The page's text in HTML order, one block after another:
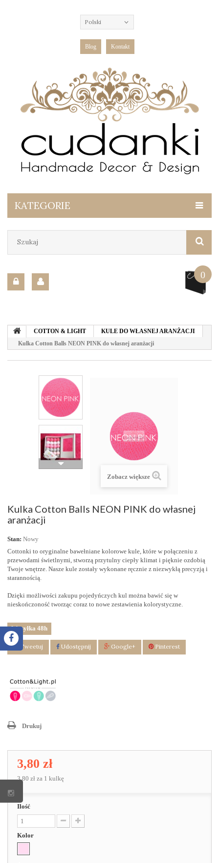
Polski
Blog Kontakt
KATEGORIE
0
COTTON & LIGHT
KULE DO WŁASNEJ ARANŻACJI
Kulka Cotton Balls NEON PINK do własnej aranżacji
Zobacz większe
Kulka Cotton Balls NEON PINK do własnej
aranżacji
Stan: Nowy
Cottonki to oryginalne bawełniane kolorowe kule, które w połączeniu z
przewodami świetlnymi, stworzą przytulny ciepły klimat i pięknie ozdobią
Twoje wnętrze. Nasze kule zostały wykonane ręcznie z niezwykłą precyzją i
starannością.
Dzięki możliwości zakupu pojedyńczych kul można bawić się w
nieskończoność tworząc coraz to nowe zestawienia kolorystyczne.
Wysyłka 48h
Tweetuj Udostępnij Google+ Pinterest
Drukuj
3,80 zł
3,80 zł za 1 kulkę
Ilość
Kolor